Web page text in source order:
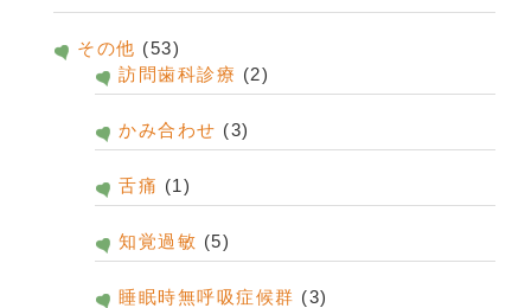
その他 (53)
訪問歯科診療 (2)
かみ合わせ (3)
舌痛 (1)
知覚過敏 (5)
睡眠時無呼吸症候群 (3)